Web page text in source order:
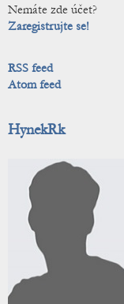
Nemáte zde účet?
Zaregistrujte se!
RSS feed
Atom feed
HynekRk